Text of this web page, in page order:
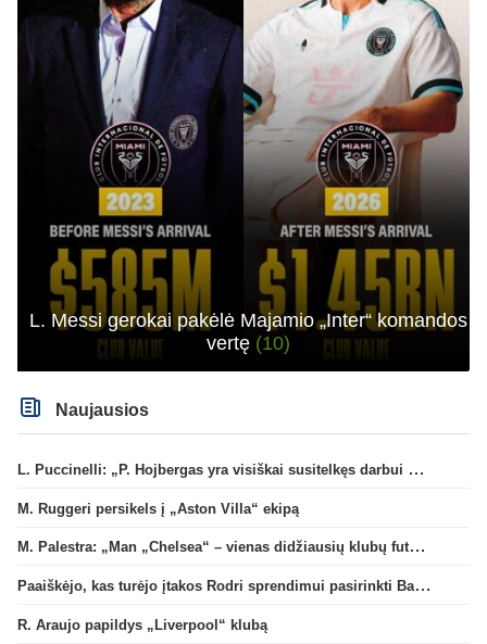
L. Messi gerokai pakėlė Majamio „Inter“ komandos
vertę (10)
Naujausios
L. Puccinelli: „P. Hojbergas yra visiškai susitelkęs darbui Marselyje“
M. Ruggeri persikels į „Aston Villa“ ekipą
M. Palestra: „Man „Chelsea“ – vienas didžiausių klubų futbole“
Paaiškėjo, kas turėjo įtakos Rodri sprendimui pasirinkti Barselonos pusę
R. Araujo papildys „Liverpool“ klubą